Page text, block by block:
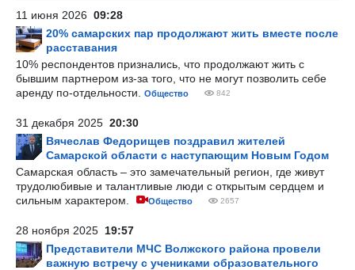
11 июня 2026 09:28
20% самарских пар продолжают жить вместе после
расставания
10% респондентов признались, что продолжают жить с
бывшим партнером из-за того, что не могут позволить себе
аренду по-отдельности.
Общество 842
31 декабря 2025 20:30
Вячеслав Федорищев поздравил жителей
Самарской области с наступающим Новым Годом
Самарская область – это замечательный регион, где живут
трудолюбивые и талантливые люди с открытым сердцем и
сильным характером.
Общество 2657
28 ноября 2025 19:57
Представители МЧС Волжского района провели
важную встречу с учениками образовательного